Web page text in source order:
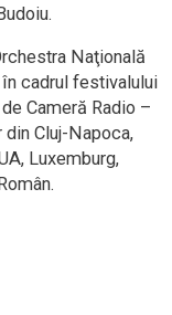
Naţională
cadrul festivalului
Cameră Radio –
Cluj-Napoca,
Luxemburg,